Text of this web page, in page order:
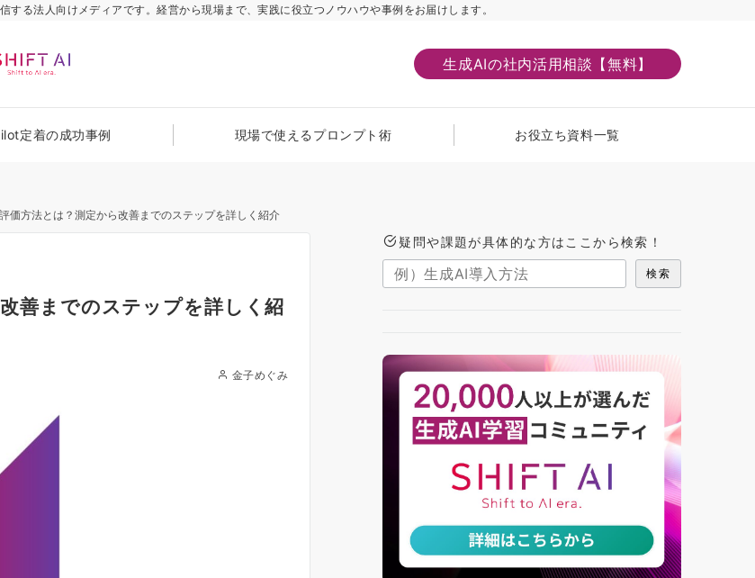
る法人向けメディアです。経営から現場まで、実践に役立つノウハウや事例をお届けします。
生成AIの社内活用相談【無料】
定着の成功事例 現場で使えるプロンプト術 お役立ち資料一覧
価方法とは？測定から改善までのステップを詳しく紹介
善までのステップを詳しく紹
金子めぐみ
疑問や課題が具体的な方はここから検索！
検索